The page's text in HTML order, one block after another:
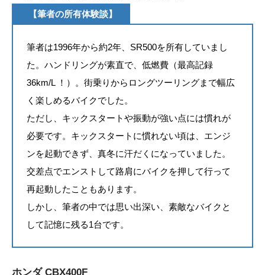
【筆者の所有体験談】
筆者は1996年から約2年、SR500を所有していまし
た。ハンドリングが素直で、低燃費（最高記録
36km/L ！）。街乗りからロングツーリングまで幅広
く楽しめるバイクでした。
ただし、キックスタートや振動が強い点には慣れが
必要です。キックスタートに慣れない頃は、エンジ
ンを起動できず、真冬に汗だくになっていました。
交差点でエンストして路肩にバイクを押して行って
再起動したこともあります。
しかし、筆者の中では思い出深い、素敵なバイクと
して記憶に残る1台です。
ホンダ CBX400F